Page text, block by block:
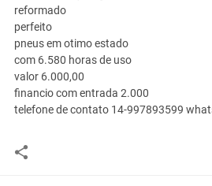
reformado
perfeito
pneus em otimo estado
com 6.580 horas de uso
valor 6.000,00
financio com entrada 2.000
telefone de contato 14-997893599
Você assume toda a responsabilidade pela